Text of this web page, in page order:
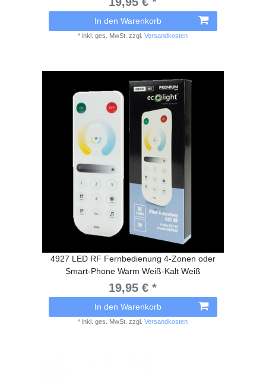
In den Warenkorb
*inkl. ges. MwSt. zzgl.Versandkosten
4927 LED RF Fernbedienung 4-Zonen oder
Smart-Phone Warm Weiß-Kalt Weiß
19,95 € *
In den Warenkorb
*inkl. ges. MwSt. zzgl.Versandkosten